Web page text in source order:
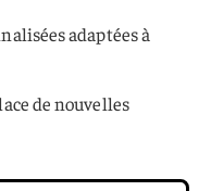
adaptées à
de nouvelles